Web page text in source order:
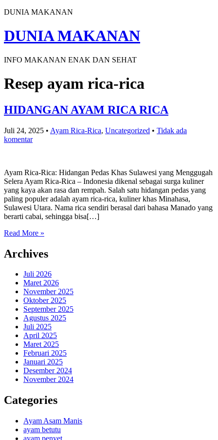
DUNIA MAKANAN
DUNIA MAKANAN
INFO MAKANAN ENAK DAN SEHAT
Resep ayam rica-rica
HIDANGAN AYAM RICA RICA
Juli 24, 2025 • Ayam Rica-Rica, Uncategorized • Tidak ada
komentar
Ayam Rica-Rica: Hidangan Pedas Khas Sulawesi yang Menggugah
Selera Ayam Rica-Rica – Indonesia dikenal sebagai surga kuliner
yang kaya akan rasa dan rempah. Salah satu hidangan pedas yang
paling populer adalah ayam rica-rica, kuliner khas Minahasa,
Sulawesi Utara. Nama rica sendiri berasal dari bahasa Manado yang
berarti cabai, sehingga bisa[…]
Read More »
Archives
Juli 2026
Maret 2026
November 2025
Oktober 2025
September 2025
Agustus 2025
Juli 2025
April 2025
Maret 2025
Februari 2025
Januari 2025
Desember 2024
November 2024
Categories
Ayam Asam Manis
ayam betutu